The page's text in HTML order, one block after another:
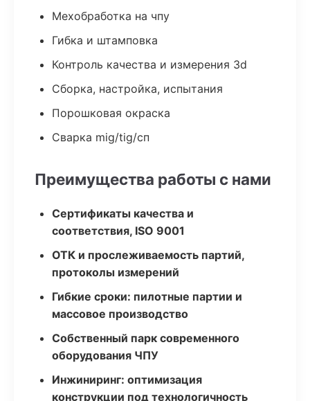
Мехобработка на чпу
Гибка и штамповка
Контроль качества и измерения 3d
Сборка, настройка, испытания
Порошковая окраска
Сварка mig/tig/сп
Преимущества работы с нами
Сертификаты качества и
соответствия, ISO 9001
ОТК и прослеживаемость партий,
протоколы измерений
Гибкие сроки: пилотные партии и
массовое производство
Собственный парк современного
оборудования ЧПУ
Инжиниринг: оптимизация
конструкции под технологичность